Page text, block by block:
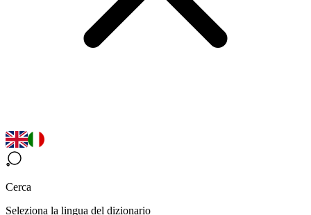
Cerca
Seleziona la lingua del dizionario